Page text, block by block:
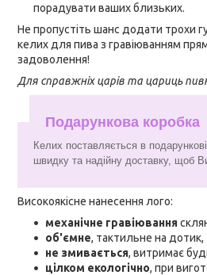
порадувати ваших близьких.
Не пропустіть шанс додати трохи
келих для пива з гравіюванням
задоволення!
Для справжніх царів та цариць
Подарункова коробка
Келих поставляється в
швидку та надійну доставку, щоб
Високоякісне нанесення лого:
механічне гравіювання
об'ємне, тактильне на дотик,
не змивається, витримає
цілком екологічно, при